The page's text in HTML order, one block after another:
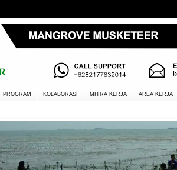
PROGRAM KOLABORASI MITRA KERJA AREA KERJA